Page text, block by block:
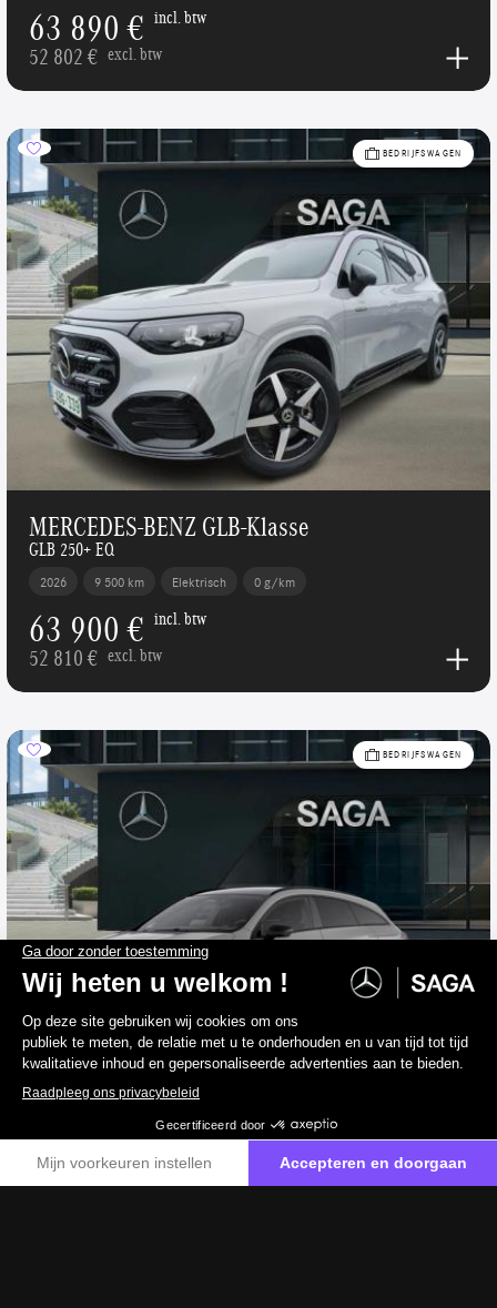
63 890 € incl. btw
52 802 € excl. btw
BEDRIJFSWAGEN
MERCEDES-BENZ GLB-Klasse
GLB 250+ EQ
2026 9 500 km Elektrisch 0 g/km
63 900 € incl. btw
52 810 € excl. btw
BEDRIJFSWAGEN
MERCEDES-BENZ CLA-Klasse
9 500 km Elektrisch 0 g/km